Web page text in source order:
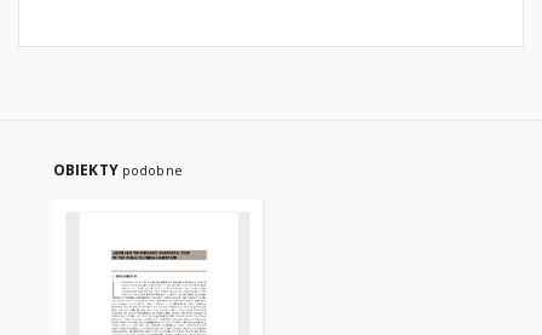
OBIEKTY podobne